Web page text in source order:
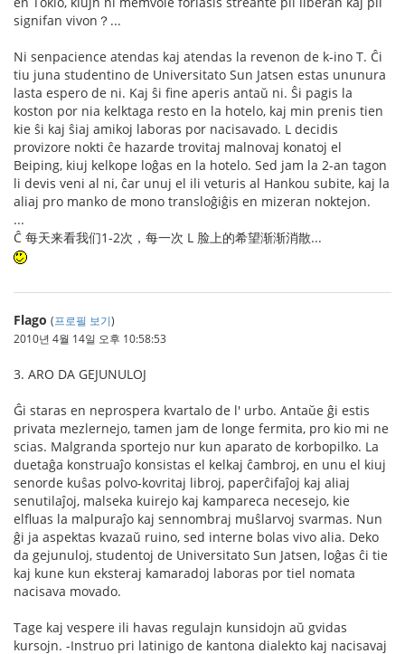
signifan vivon？...
Ni senpacience atendas kaj atendas la revenon de k-ino T. Ĉi
tiu juna studentino de Universitato Sun Jatsen estas ununura
lasta espero de ni. Kaj ŝi fine aperis antaŭ ni. Ŝi pagis la
koston por nia kelktaga resto en la hotelo, kaj min prenis tien
kie ŝi kaj ŝiaj amikoj laboras por nacisavado. L decidis
provizore nokti ĉe hazarde trovitaj malnovaj konatoj el
Beiping, kiuj kelkope loĝas en la hotelo. Sed jam la 2-an tagon
li devis veni al ni, ĉar unuj el ili veturis al Hankou subite, kaj la
aliaj pro manko de mono transloĝiĝis en mizeran noktejon.
...
Ĉ 每天来看我们1-2次，每一次 L 脸上的希望渐渐消散...
Flago (프로필 보기)
2010년 4월 14일 오후 10:58:53
3. ARO DA GEJUNULOJ
Ĝi staras en neprospera kvartalo de l' urbo. Antaŭe ĝi estis
privata mezlernejo, tamen jam de longe fermita, pro kio mi ne
scias. Malgranda sportejo nur kun aparato de korbopilko. La
duetaĝa konstruaĵo konsistas el kelkaj ĉambroj, en unu el kiuj
senorde kuŝas polvo-kovritaj libroj, paperĉifaĵoj kaj aliaj
senutilaĵoj, malseka kuirejo kaj kampareca necesejo, kie
elfluas la malpuraĵo kaj sennombraj muŝlarvoj svarmas. Nun
ĝi ja aspektas kvazaŭ ruino, sed interne bolas vivo alia. Deko
da gejunuloj, studentoj de Universitato Sun Jatsen, loĝas ĉi tie
kaj kune kun eksteraj kamaradoj laboras por tiel nomata
nacisava movado.
Tage kaj vespere ili havas regulajn kunsidojn aŭ gvidas
kursojn. -Instruo pri latinigo de kantona dialekto kaj nacisavaj